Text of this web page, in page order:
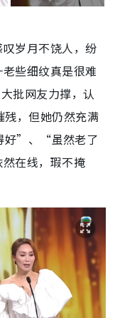
岁月不饶人，纷
些细纹真是很难
批网友力撑，认
残，但她仍然充满
好”、“虽然老了
在线，瑕不掩